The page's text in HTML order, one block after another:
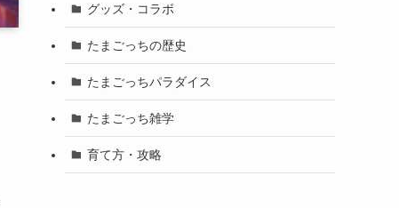
グッズ・コラボ
たまごっちの歴史
たまごっちパラダイス
たまごっち雑学
育て方・攻略